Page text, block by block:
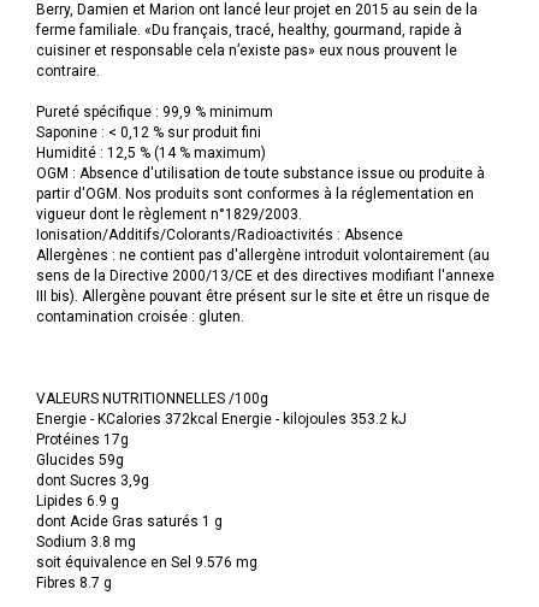
Berry, Damien et Marion ont lancé leur projet en 2015 au sein de la
ferme familiale. «Du français, tracé, healthy, gourmand, rapide à
cuisiner et responsable cela n’existe pas» eux nous prouvent le
contraire.
Pureté spécifique : 99,9 % minimum
Saponine : < 0,12 % sur produit fini
Humidité : 12,5 % (14 % maximum)
OGM : Absence d'utilisation de toute substance issue ou produite à
partir d'OGM. Nos produits sont conformes à la réglementation en
vigueur dont le règlement n°1829/2003.
Ionisation/Additifs/Colorants/Radioactivités : Absence
Allergènes : ne contient pas d'allergène introduit volontairement (au
sens de la Directive 2000/13/CE et des directives modifiant l'annexe
III bis). Allergène pouvant être présent sur le site et être un risque de
contamination croisée : gluten.
VALEURS NUTRITIONNELLES /100g
Energie - KCalories 372kcal Energie - kilojoules 353.2 kJ
Protéines 17g
Glucides 59g
dont Sucres 3,9g
Lipides 6.9 g
dont Acide Gras saturés 1 g
Sodium 3.8 mg
soit équivalence en Sel 9.576 mg
Fibres 8.7 g